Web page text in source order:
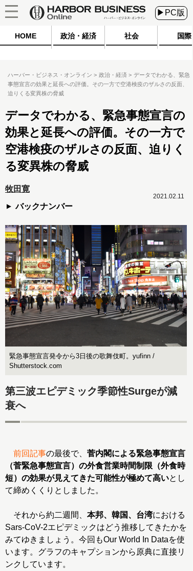
▶PC版
HOME 政治・経済 社会 国際
ハーバー・ビジネス・オンライン 政治・経済
データでわかる、緊急
事態宣言の効果と延長への評価。その一方で空港検疫のザルさの反面、
迫りくる変異株の脅威
データでわかる、緊急事態宣言の
効果と延長への評価。その一方で
空港検疫のザルさの反面、迫りく
る変異株の脅威
牧田寛
バックナンバー
2021.02.11
緊急事態宣言発令から3日後の歌舞伎町。yufinn /
Shutterstock.com
第三波エピデミック季節性Surgeが減
衰へ
前回記事の最後で、 菅内閣による緊急事態宣言
（菅緊急事態宣言）の外食営業時間制限（外食時
短）の効果が見えてきた可能性が極めて高いとし
て締めくくりとしました。
それから約二週間、 本邦、韓国、台湾における
Sars-CoV-2エピデミックはどう推移してきたかを
みてゆきましょう。今回もOur World In Dataを使
います。グラフのキャプションから原典に直接リ
ンクしています。